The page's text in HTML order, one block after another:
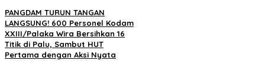
PANGDAM TURUN TANGAN
LANGSUNG! 600 Personel Kodam
XXIII/Palaka Wira Bersihkan 16
Titik di Palu, Sambut HUT
Pertama dengan Aksi Nyata